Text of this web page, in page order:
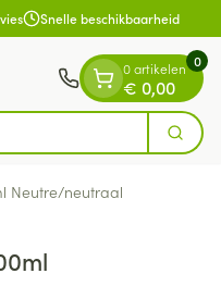
Snelle beschikbaarheid
Zoek
0 artikelen
€ 0,00
0
Neutre/neutraal